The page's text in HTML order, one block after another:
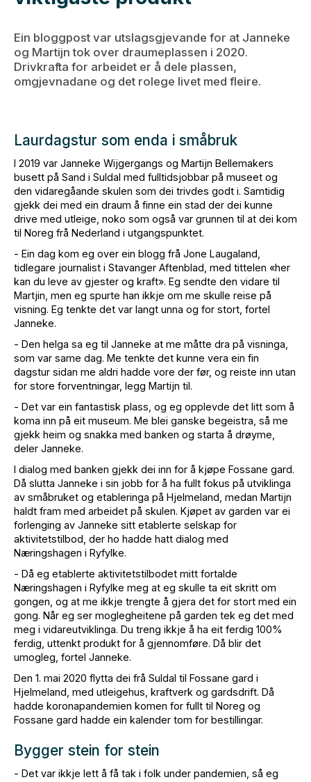
Ein bloggpost var utslagsgjevande for at Janneke
og Martijn tok over draumeplassen i 2020.
Drivkrafta for arbeidet er å dele plassen,
omgjevnadane og det rolege livet med fleire.
Laurdagstur som enda i småbruk
I 2019 var Janneke Wijgergangs og Martijn Bellemakers
busett på Sand i Suldal med fulltidsjobbar på museet og
den vidaregåande skulen som dei trivdes godt i. Samtidig
gjekk dei med ein draum å finne ein stad der dei kunne
drive med utleige, noko som også var grunnen til at dei kom
til Noreg frå Nederland i utgangspunktet.
- Ein dag kom eg over ein blogg frå Jone Laugaland,
tidlegare journalist i Stavanger Aftenblad, med tittelen «her
kan du leve av gjester og kraft». Eg sendte den vidare til
Martjin, men eg spurte han ikkje om me skulle reise på
visning. Eg tenkte det var langt unna og for stort, fortel
Janneke.
- Den helga sa eg til Janneke at me måtte dra på visninga,
som var same dag. Me tenkte det kunne vera ein fin
dagstur sidan me aldri hadde vore der før, og reiste inn utan
for store forventningar, legg Martijn til.
- Det var ein fantastisk plass, og eg opplevde det litt som å
koma inn på eit museum. Me blei ganske begeistra, så me
gjekk heim og snakka med banken og starta å drøyme,
deler Janneke.
I dialog med banken gjekk dei inn for å kjøpe Fossane gard.
Då slutta Janneke i sin jobb for å ha fullt fokus på utviklinga
av småbruket og etableringa på Hjelmeland, medan Martijn
haldt fram med arbeidet på skulen. Kjøpet av garden var ei
forlenging av Janneke sitt etablerte selskap for
aktivitetstilbod, der ho hadde hatt dialog med
Næringshagen i Ryfylke.
- Då eg etablerte aktivitetstilbodet mitt fortalde
Næringshagen i Ryfylke meg at eg skulle ta eit skritt om
gongen, og at me ikkje trengte å gjera det for stort med ein
gong. Når eg ser moglegheitene på garden tek eg det med
meg i vidareutviklinga. Du treng ikkje å ha eit ferdig 100%
ferdig, uttenkt produkt for å gjennomføre. Då blir det
umogleg, fortel Janneke.
Den 1. mai 2020 flytta dei frå Suldal til Fossane gard i
Hjelmeland, med utleigehus, kraftverk og gardsdrift. Då
hadde koronapandemien komen for fullt til Noreg og
Fossane gard hadde ein kalender tom for bestillingar.
Bygger stein for stein
- Det var ikkje lett å få tak i folk under pandemien, så eg